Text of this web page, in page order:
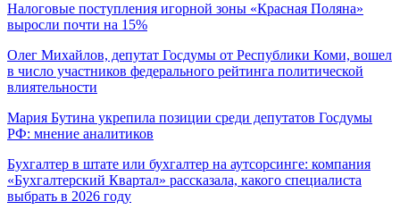
Налоговые поступления игорной зоны «Красная Поляна»
выросли почти на 15%
Олег Михайлов, депутат Госдумы от Республики Коми, вошел
в число участников федерального рейтинга политической
влиятельности
Мария Бутина укрепила позиции среди депутатов Госдумы
РФ: мнение аналитиков
Бухгалтер в штате или бухгалтер на аутсорсинге: компания
«Бухгалтерский Квартал» рассказала, какого специалиста
выбрать в 2026 году